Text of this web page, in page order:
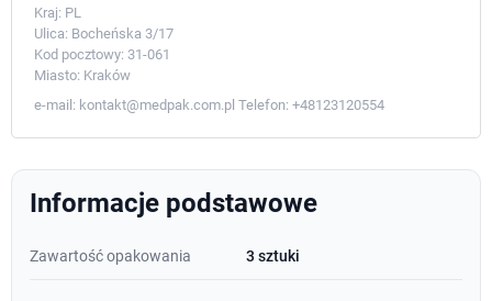
Kraj: PL
Ulica: Bocheńska 3/17
Kod pocztowy: 31-061
Miasto: Kraków
e-mail: kontakt@medpak.com.pl Telefon: +48123120554
Informacje podstawowe
Zawartość opakowania 3 sztuki